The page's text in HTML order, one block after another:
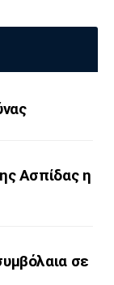
Ασπίδας η
σε